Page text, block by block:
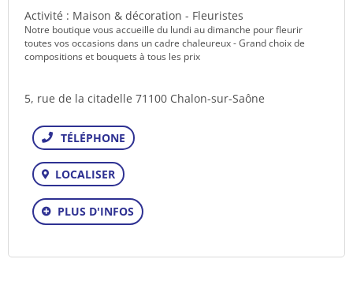
Activité : Maison & décoration - Fleuristes
Notre boutique vous accueille du lundi au dimanche pour fleurir
toutes vos occasions dans un cadre chaleureux - Grand choix de
compositions et bouquets à tous les prix
5, rue de la citadelle 71100 Chalon-sur-Saône
Téléphone
LOCALISER
PLUS D'INFOS